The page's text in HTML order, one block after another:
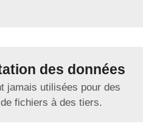
des données
jamais utilisées pour des
fichiers à des tiers.